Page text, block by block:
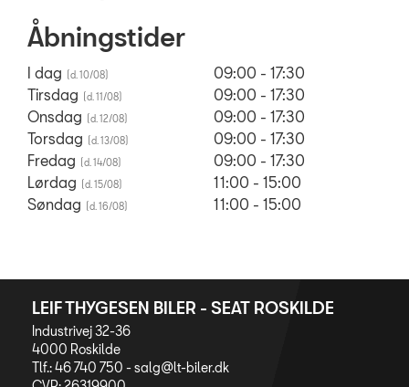
Åbningstider
I dag
09:00 - 17:30
Tirsdag
09:00 - 17:30
Onsdag
09:00 - 17:30
Torsdag
09:00 - 17:30
Fredag
09:00 - 17:30
Lørdag
11:00 - 15:00
Søndag
11:00 - 15:00
LEIF THYGESEN BILER - SEAT ROSKILDE
Industrivej 32-36
4000 Roskilde
Tlf.: 46 740 750 -salg@lt-biler.dk